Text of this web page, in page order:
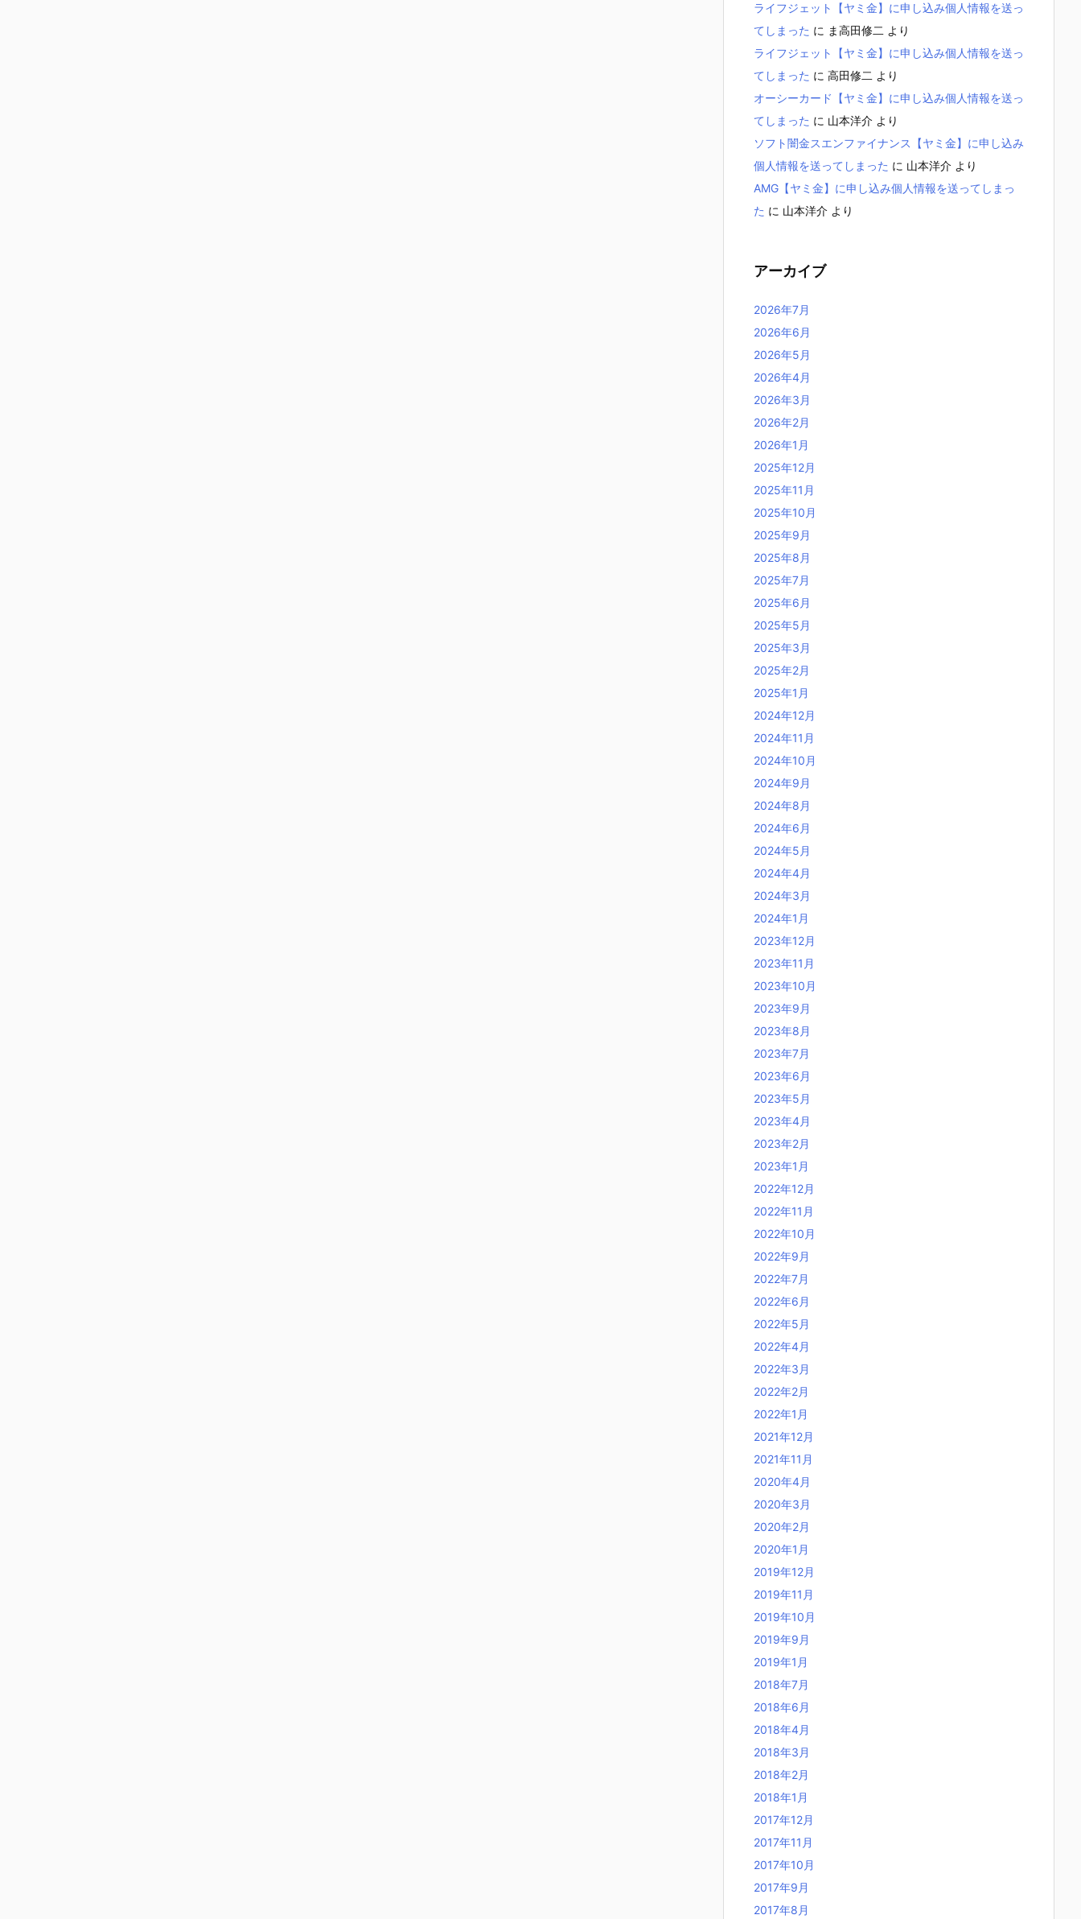
ライフジェット【ヤミ金】に申し込み個人情報を送っ
てしまった に ま高田修二 より
ライフジェット【ヤミ金】に申し込み個人情報を送っ
てしまった に 高田修二 より
オーシーカード【ヤミ金】に申し込み個人情報を送っ
てしまった に 山本洋介 より
ソフト闇金スエンファイナンス【ヤミ金】に申し込み
個人情報を送ってしまった に 山本洋介 より
AMG【ヤミ金】に申し込み個人情報を送ってしまっ
た に 山本洋介 より
アーカイブ
2026年7月
2026年6月
2026年5月
2026年4月
2026年3月
2026年2月
2026年1月
2025年12月
2025年11月
2025年10月
2025年9月
2025年8月
2025年7月
2025年6月
2025年5月
2025年3月
2025年2月
2025年1月
2024年12月
2024年11月
2024年10月
2024年9月
2024年8月
2024年6月
2024年5月
2024年4月
2024年3月
2024年1月
2023年12月
2023年11月
2023年10月
2023年9月
2023年8月
2023年7月
2023年6月
2023年5月
2023年4月
2023年2月
2023年1月
2022年12月
2022年11月
2022年10月
2022年9月
2022年7月
2022年6月
2022年5月
2022年4月
2022年3月
2022年2月
2022年1月
2021年12月
2021年11月
2020年4月
2020年3月
2020年2月
2020年1月
2019年12月
2019年11月
2019年10月
2019年9月
2019年1月
2018年7月
2018年6月
2018年4月
2018年3月
2018年2月
2018年1月
2017年12月
2017年11月
2017年10月
2017年9月
2017年8月